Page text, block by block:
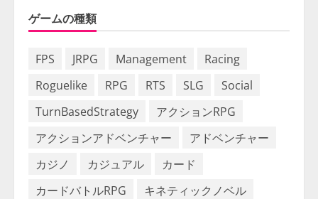
ゲームの種類
FPS JRPG Management
Racing
Roguelike
RPG RTS SLG
Social
TurnBasedStrategy
アクションRPG
アクションアドベンチャー
アドベンチャー
カジノ
カジュアル
カード
カードバトルRPG
キネティックノベル